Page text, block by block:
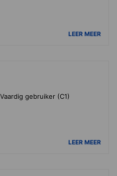
LEER MEER
gebruiker (C1)
LEER MEER